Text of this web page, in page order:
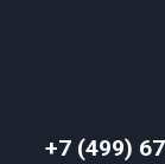
Домов с
+7 (499)